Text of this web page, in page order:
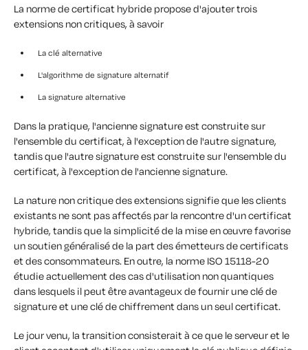
La norme de certificat hybride propose d'ajouter trois
extensions non critiques, à savoir
La clé alternative
L'algorithme de signature alternatif
La signature alternative
Dans la pratique, l'ancienne signature est construite sur
l'ensemble du certificat, à l'exception de l'autre signature,
tandis que l'autre signature est construite sur l'ensemble du
certificat, à l'exception de l'ancienne signature.
La nature non critique des extensions signifie que les clients
existants ne sont pas affectés par la rencontre d'un certificat
hybride, tandis que la simplicité de la mise en œuvre favorise
un soutien généralisé de la part des émetteurs de certificats
et des consommateurs. En outre, la norme ISO 15118-20
étudie actuellement des cas d'utilisation non quantiques
dans lesquels il peut être avantageux de fournir une clé de
signature et une clé de chiffrement dans un seul certificat.
Le jour venu, la transition consisterait à ce que le serveur et le